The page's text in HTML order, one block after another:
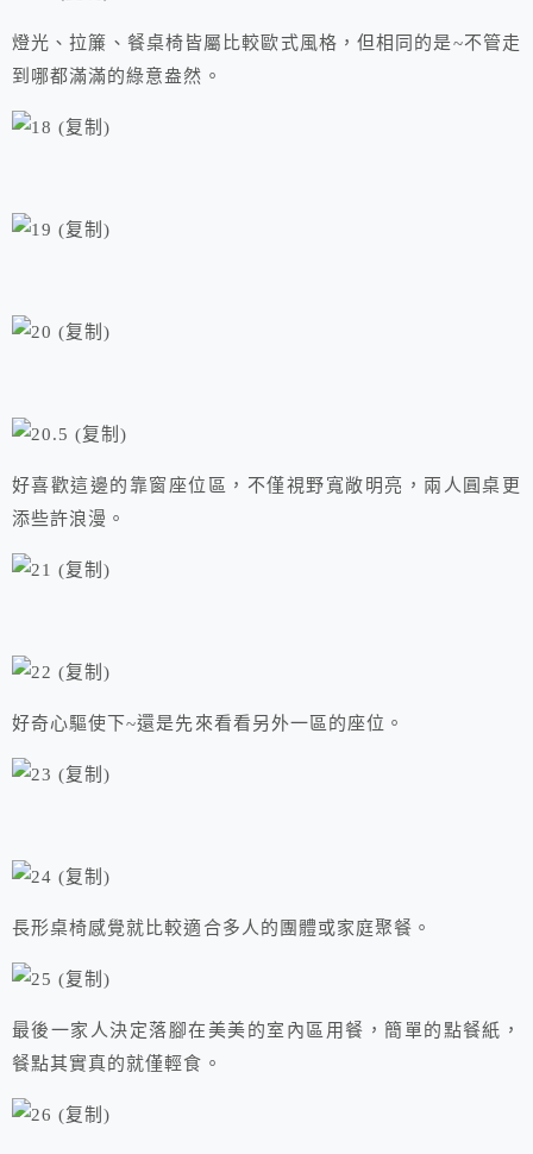
燈光、拉簾、餐桌椅皆屬比較歐式風格，但相同的是~不管走
到哪都滿滿的綠意盎然。
好喜歡這邊的靠窗座位區，不僅視野寬敞明亮，兩人圓桌更
添些許浪漫。
好奇心驅使下~還是先來看看另外一區的座位。
長形桌椅感覺就比較適合多人的團體或家庭聚餐。
最後一家人決定落腳在美美的室內區用餐，簡單的點餐紙，
餐點其實真的就僅輕食。